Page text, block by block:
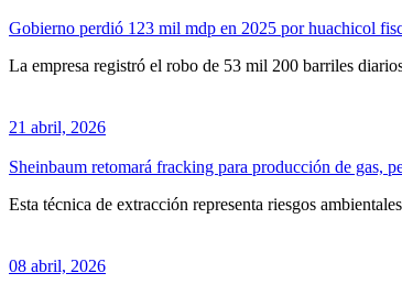
Gobierno perdió 123 mil mdp en 2025 por huachicol
La empresa registró el robo de 53 mil 200 barriles
21 abril, 2026
Sheinbaum retomará fracking para producción de gas,
Esta técnica de extracción representa riesgos
08 abril, 2026